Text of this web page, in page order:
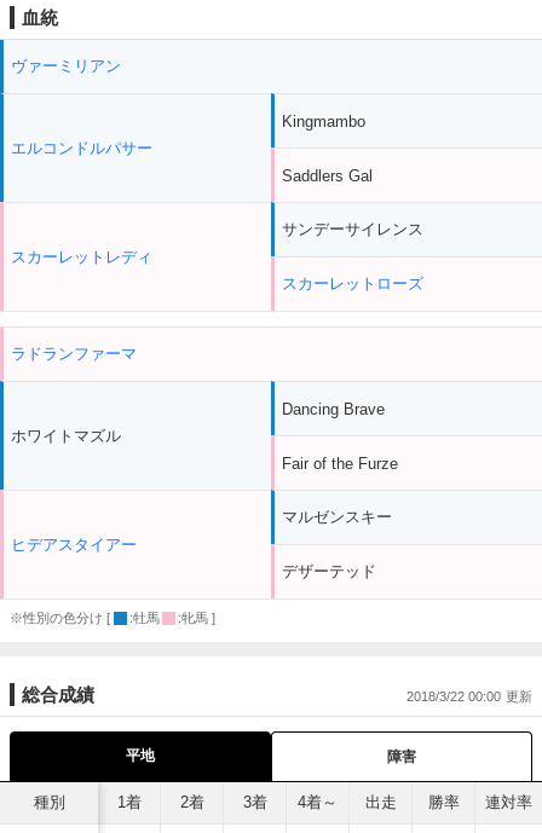
血統
ヴァーミリアン
エルコンドルパサー
スカーレットレディ
Kingmambo
Saddlers Gal
サンデーサイレンス
スカーレットローズ
ラドランファーマ
ホワイトマズル
ヒデアスタイアー
Dancing Brave
Fair of the Furze
マルゼンスキー
デザーテッド
※性別の色分け [ :牡馬 :牝馬 ]
総合成績 2018/3/22 00:00
平地 障害
種別 1着 2着 3着 4着～ 出走 勝率 連対率